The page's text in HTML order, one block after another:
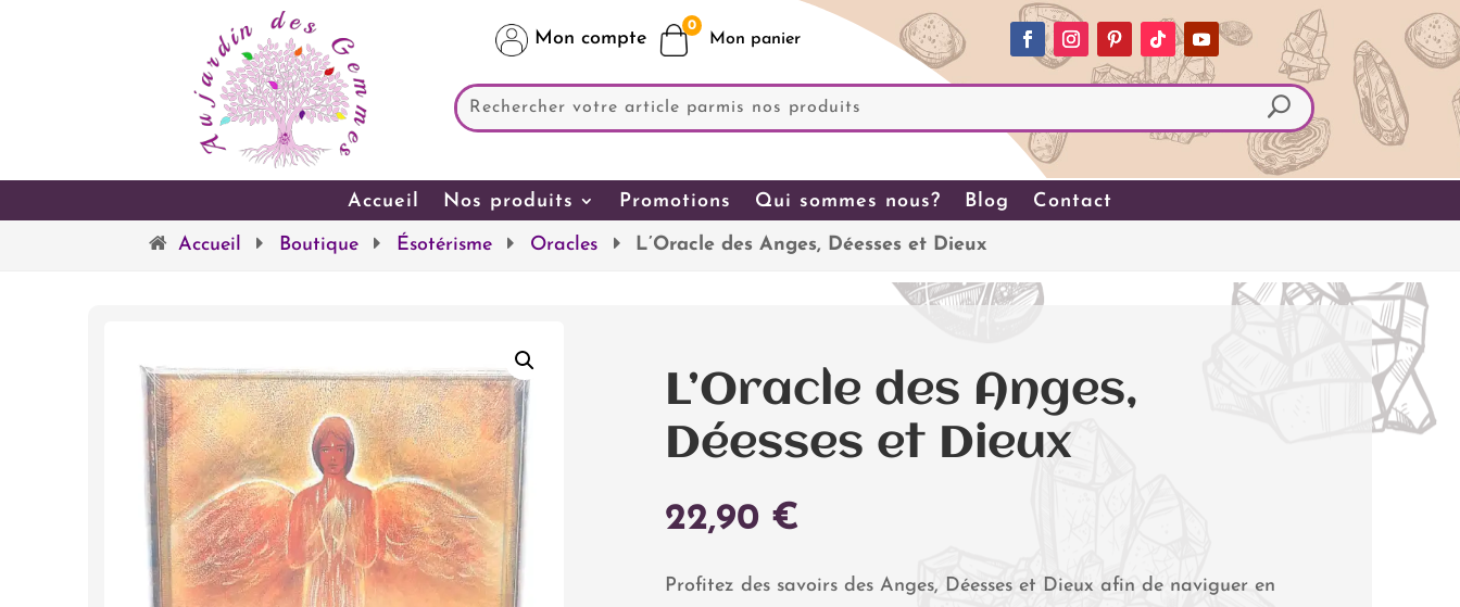
Mon compte
0
Accueil Nos produits Promotions Qui sommes nous? Blog Contact
Accueil Boutique Ésotérisme Oracles L’Oracle des Anges, Déesses et Dieux
L’Oracle des Anges,
Déesses et Dieux
22,90 €
Profitez des savoirs des Anges, Déesses et Dieux afin de naviguer en